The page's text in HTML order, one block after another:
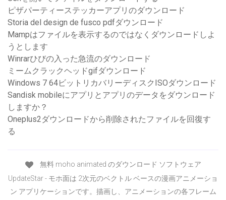
ピザパーティーステッカーアプリのダウンロード
Storia del design de fusco pdfダウンロード
Mampはファイルを表示するのではなくダウンロードしよ
うとします
Winrarひびの入った急流のダウンロード
ミームクラックヘッドgifダウンロード
Windows 7 64ビットリカバリーディスクISOダウンロード
Sandisk mobileにアプリとアプリのデータをダウンロード
しますか？
Oneplus2ダウンロードから削除されたファイルを回復す
る
無料 moho animated のダウンロード ソフトウェア
UpdateStar - モホ面は 2次元のベクトル ベースの漫画アニメーショ
ン アプリケーションです。描画し、アニメーションの各フレーム